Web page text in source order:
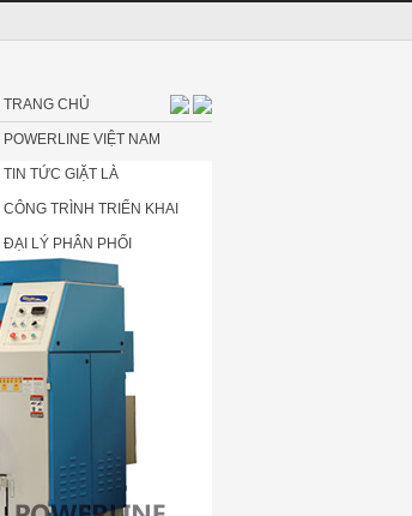
TRANG CHỦ
POWERLINE VIỆT NAM
TIN TỨC GIẶT LÀ
CÔNG TRÌNH TRIỂN KHAI
ĐẠI LÝ PHÂN PHỐI